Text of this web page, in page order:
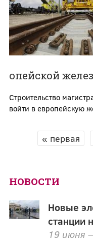
опейской
Строительство
войти в европейскую
« первая
НОВОСТИ
Новые
станции
19 июня